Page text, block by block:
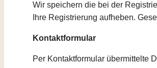
Wir speichern die bei der
Ihre Registrierung aufheben.
Kontaktformular
Per Kontaktformular übermittelte